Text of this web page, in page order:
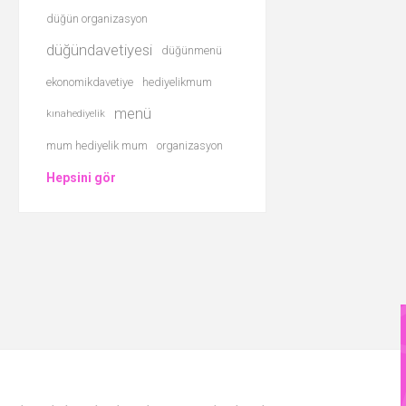
düğün organizasyon
düğündavetiyesi düğünmenü
ekonomikdavetiye hediyelikmum
kınahediyelik menü
mum hediyelik mum organizasyon
Hepsini gör